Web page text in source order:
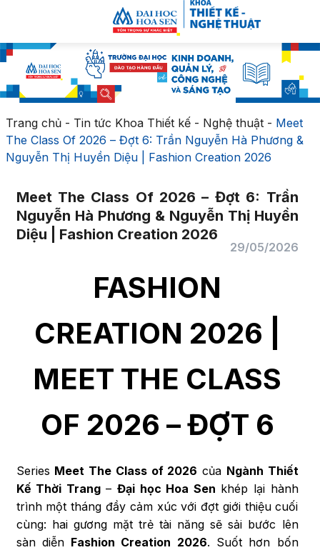
Trang chủ- Tin tức Khoa Thiết kế - Nghệ thuật- Meet
The Class Of 2026 – Đợt 6: Trần Nguyễn Hà Phương &
Nguyễn Thị Huyền Diệu | Fashion Creation 2026
Meet The Class Of 2026 – Đợt 6: Trần
Nguyễn Hà Phương & Nguyễn Thị Huyền
Diệu | Fashion Creation 2026
29/05/2026
FASHION
CREATION 2026 |
MEET THE CLASS
OF 2026 – ĐỢT 6
Series Meet The Class of 2026 của Ngành Thiết
Kế Thời Trang– Đại học Hoa Sen khép lại hành
trình một tháng đầy cảm xúc với đợt giới thiệu cuối
cùng: hai gương mặt trẻ tài năng sẽ sải bước lên
sàn diễn Fashion Creation 2026. Suốt hơn bốn